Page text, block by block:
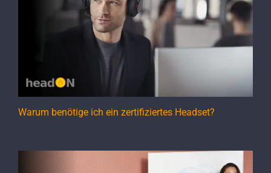
Warum benötige ich ein zertifiziertes Headset?